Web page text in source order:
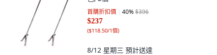
首購折扣價 40%$396
$237
($118.50/1個)
8/12 星期三 預計送達